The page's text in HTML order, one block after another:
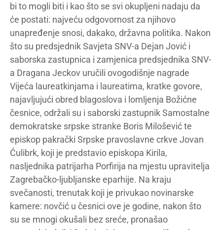
bi to mogli biti i kao što se svi okupljeni nadaju da
će postati: najveću odgovornost za njihovo
unapređenje snosi, dakako, državna politika. Nakon
što su predsjednik Savjeta SNV-a Dejan Jović i
saborska zastupnica i zamjenica predsjednika SNV-
a Dragana Jeckov uručili ovogodišnje nagrade
Vijeća laureatkinjama i laureatima, kratke govore,
najavljujući obred blagoslova i lomljenja Božićne
česnice, održali su i saborski zastupnik Samostalne
demokratske srpske stranke Boris Milošević te
episkop pakrački Srpske pravoslavne crkve Jovan
Ćulibrk, koji je predstavio episkopa Kirila,
nasljednika patrijarha Porfirija na mjestu upravitelja
Zagrebačko-ljubljanske eparhije. Na kraju
svečanosti, trenutak koji je privukao novinarske
kamere: novčić u česnici ove je godine, nakon što
su se mnogi okušali bez sreće, pronašao